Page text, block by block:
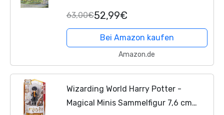
63,00€52,99€
Bei Amazon kaufen
Amazon.de
Wizarding World Harry Potter -
Magical Minis Sammelfigur 7,6 cm